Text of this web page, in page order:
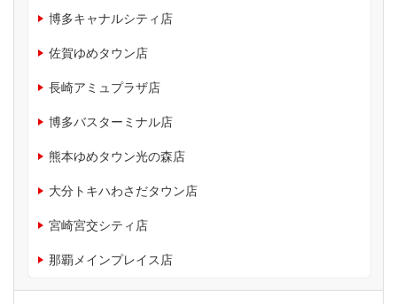
博多キャナルシティ店
佐賀ゆめタウン店
長崎アミュプラザ店
博多バスターミナル店
熊本ゆめタウン光の森店
大分トキハわさだタウン店
宮崎宮交シティ店
那覇メインプレイス店